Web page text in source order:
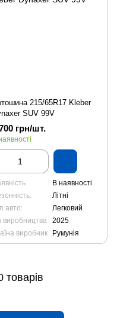
215/65R17 Kleber
SUV 99V
грн/шт.
В наявності
Літні
авто:
Легковий
виробництва
2025
виробник
Румунія
товарів